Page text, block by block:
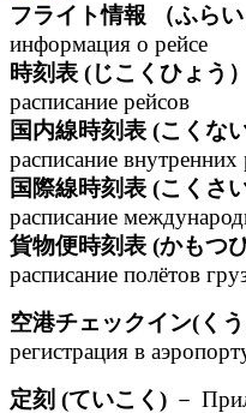
フライト情報 （ふらい
информация о рейсе
時刻表 (じこくひょう）
расписание рейсов
国内線時刻表 (こくな
расписание внутренних
国際線時刻表 (こくさ
расписание
貨物便時刻表 (かもつ
расписание полётов
空港チェックイン(く
регистрация в
定刻 (ていこく) －